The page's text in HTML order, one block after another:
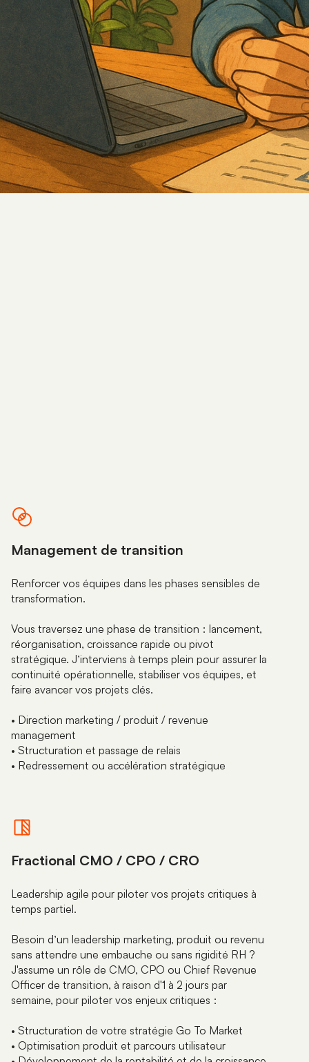
VOIR MES CASE STUDIES
Management de transition
Renforcer vos équipes dans les phases sensibles de
transformation.
Vous traversez une phase de transition : lancement,
réorganisation, croissance rapide ou pivot
stratégique. J’interviens à temps plein pour assurer la
continuité opérationnelle, stabiliser vos équipes, et
faire avancer vos projets clés.
• Direction marketing / produit / revenue
management
• Structuration et passage de relais
• Redressement ou accélération stratégique
Fractional CMO / CPO / CRO
Leadership agile pour piloter vos projets critiques à
temps partiel.
Besoin d’un leadership marketing, produit ou revenu
sans attendre une embauche ou sans rigidité RH ?
J'assume un rôle de CMO, CPO ou Chief Revenue
Officer de transition, à raison d'1 à 2 jours par
semaine, pour piloter vos enjeux critiques :
• Structuration de votre stratégie Go To Market
• Optimisation produit et parcours utilisateur